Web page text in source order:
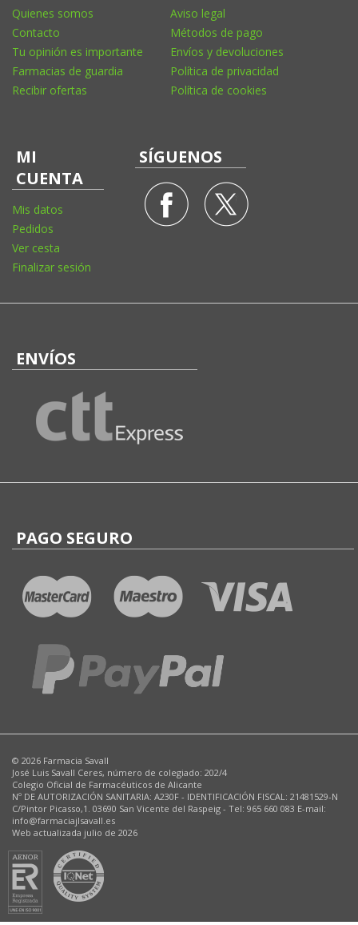
Quienes somos
Contacto
Tu opinión es importante
Farmacias de guardia
Recibir ofertas
Aviso legal
Métodos de pago
Envíos y devoluciones
Política de privacidad
Política de cookies
MI
CUENTA
Mis datos
Pedidos
Ver cesta
Finalizar sesión
SÍGUENOS
ENVÍOS
PAGO SEGURO
© 2026 Farmacia Savall
José Luis Savall Ceres, número de colegiado: 202/4
Colegio Oficial de Farmacéuticos de Alicante
Nº DE AUTORIZACIÓN SANITARIA: A230F - IDENTIFICACIÓN FISCAL: 21481529-N
C/Pintor Picasso,1. 03690 San Vicente del Raspeig - Tel: 965 660 083 E-mail:
info@farmaciajlsavall.es
Web actualizada julio de 2026